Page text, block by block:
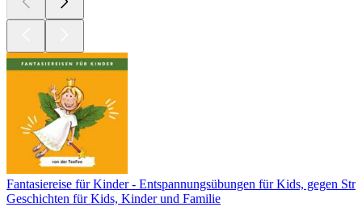
Fantasiereise für Kinder - Entspannungsübungen für Kids, gegen
Geschichten für Kids, Kinder und Familie